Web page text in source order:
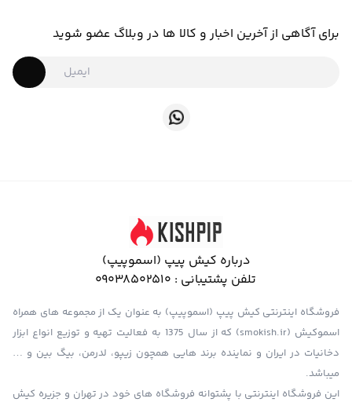
برای آگاهی از آخرین اخبار و کالا ها در وبلاگ عضو شوید
درباره کیش پیپ (اسموپیپ)
تلفن پشتیبانی : 09038502510
فروشگاه اینترنتی کیش پیپ (اسموپیپ) به عنوان یک از مجموعه های همراه
اسموکیش (smokish.ir) که از سال 1375 به فعالیت تهیه و توزیع انواع ابزار
دخانیات در ایران و نماینده برند هایی همچون زیپو، لدرمن، بیگ بین و …
میباشد.
این فروشگاه اینترنتی با پشتوانه فروشگاه های خود در تهران و جزیره کیش